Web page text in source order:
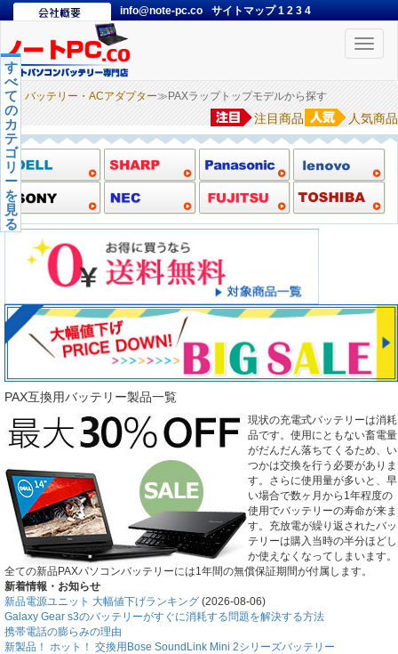
info@note-pc.co サイトマップ1 2 3 4
Toggle
バッテリー・ACアダプター≫PAXラップトップモデルから探す
人気商品
注目商品
す
べ
て
の
カ
テ
ゴ
リ
ー
を
見
る
PAX互換用バッテリー製品一覧
現状の充電式バッテリーは消耗
品です。使用にともない畜電量
がだんだん落ちてくるため、い
つかは交換を行う必要がありま
す。さらに使用量が多いと、早
い場合で数ヶ月から1年程度の
使用でバッテリーの寿命が来ま
す。充放電が繰り返されたバッ
テリーは購入当時の半分ほどし
か使えなくなってしまいます。
全ての新品PAXパソコンバッテリーには1年間の無償保証期間が付属します。
新着情報・お知らせ
新品電源ユニット 大幅値下げランキング (2026-08-06)
Galaxy Gear s3のバッテリーがすぐに消耗する問題を解決する方法
携帯電話の膨らみの理由
新製品！ ホット！ 交換用Bose SoundLink Mini 2シリーズバッテリー